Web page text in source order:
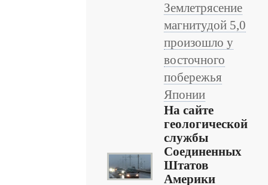
Землетрясение
магнитудой 5,0
произошло у
восточного
побережья
Японии
На сайте
геологической
службы
Соединенных
Штатов
Америки